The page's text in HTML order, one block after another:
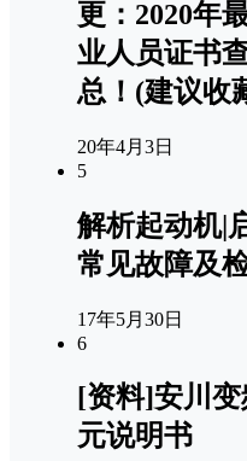
更：2020年
业人员证书
总！(建议收
20年4月3日
5
解析起动机|
常见故障及
17年5月30日
6
[资料]安川
元说明书